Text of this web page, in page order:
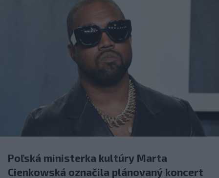
Poľská ministerka kultúry Marta
Cienkowská označila plánovaný koncert